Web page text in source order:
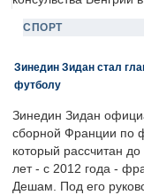
СПОРТ
Зинедин Зидан стал
футболу
Зинедин Зидан
сборной Франции по
который рассчитан
лет - с 2012 года -
Дешам. Под его